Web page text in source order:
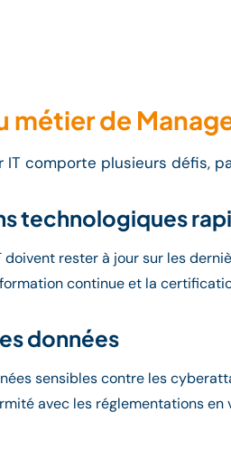
métier de
IT comporte plusieurs défis,
technologiques
doivent rester à jour sur les
continue et la
données
sensibles contre les
avec les réglementations en